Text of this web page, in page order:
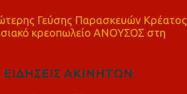
Γεύσης Παρασκευών Κρέατος
κρεοπωλείο ΑΝΟΥΣΟΣ στη
ΕΙΔΗΣΕΙΣ ΑΚΙΝΗΤΩΝ